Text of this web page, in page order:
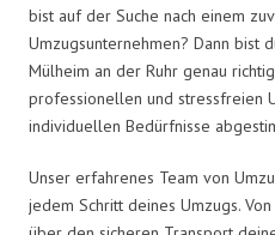
bist auf der Suche nach einem
Umzugsunternehmen? Dann bist
Mülheim an der Ruhr genau
professionellen und stressfreien
individuellen Bedürfnisse
Unser erfahrenes Team von
jedem Schritt deines Umzugs.